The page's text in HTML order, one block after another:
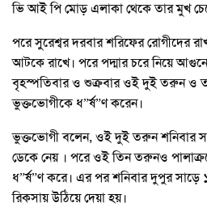
ভি আই পি মোড় এলাকা থেকে তার মুখ
পরে সুরেশ্বর দরবার শরিফের রোগীদের
আটকে রাখে। পরে পদ্মার চরে নিয়ে
বৃহস্পতিবার ও শুক্রবার ওই দুই তরুন ও
ভুক্তভোগীকে ধ”র্ষ”ণ করেন।
ভুক্তভোগী বলেন, ওই দুই তরুন শনিবার
ডেকে নেয় । পরে ওই তিন তরুনও
ধ”র্ষ”ণ করে। এর পর শনিবার দুপুর
রিকসায় উঠিয়ে দেয়া হয়।